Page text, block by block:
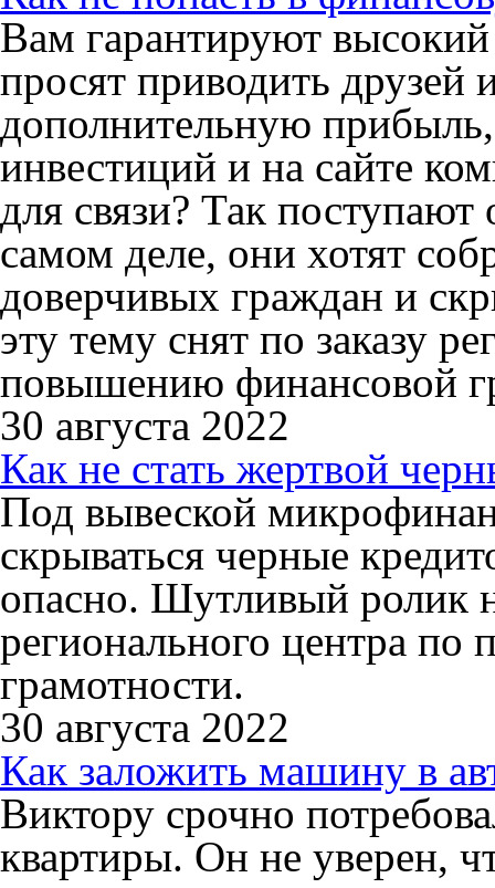
Вам гарантируют высокий
просят приводить друзей
дополнительную
инвестиций и на сайте
для связи? Так
самом деле, они хотят
доверчивых граждан и
эту тему снят по заказу
повышению финансовой
30 августа 2022
Как не стать жертвой
Под вывеской
скрываться черные
опасно. Шутливый ролик
регионального центра
грамотности.
30 августа 2022
Как заложить машину в
Виктору срочно
квартиры. Он не уверен,